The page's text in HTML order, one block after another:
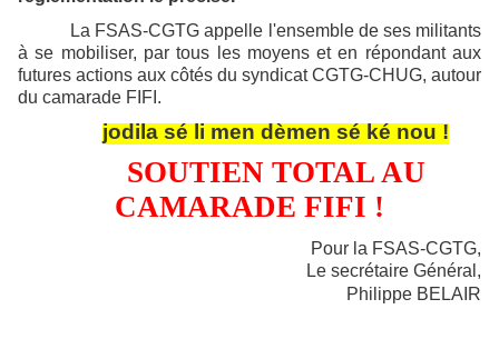
La FSAS-CGTG appelle l'ensemble de ses militants
à se mobiliser, par tous les moyens et en répondant aux
futures actions aux côtés du syndicat CGTG-CHUG, autour
du camarade FIFI.
jodila sé li men dèmen sé ké nou !
SOUTIEN TOTAL AU
CAMARADE FIFI !
Pour la FSAS-CGTG,
Le secrétaire Général,
Philippe BELAIR